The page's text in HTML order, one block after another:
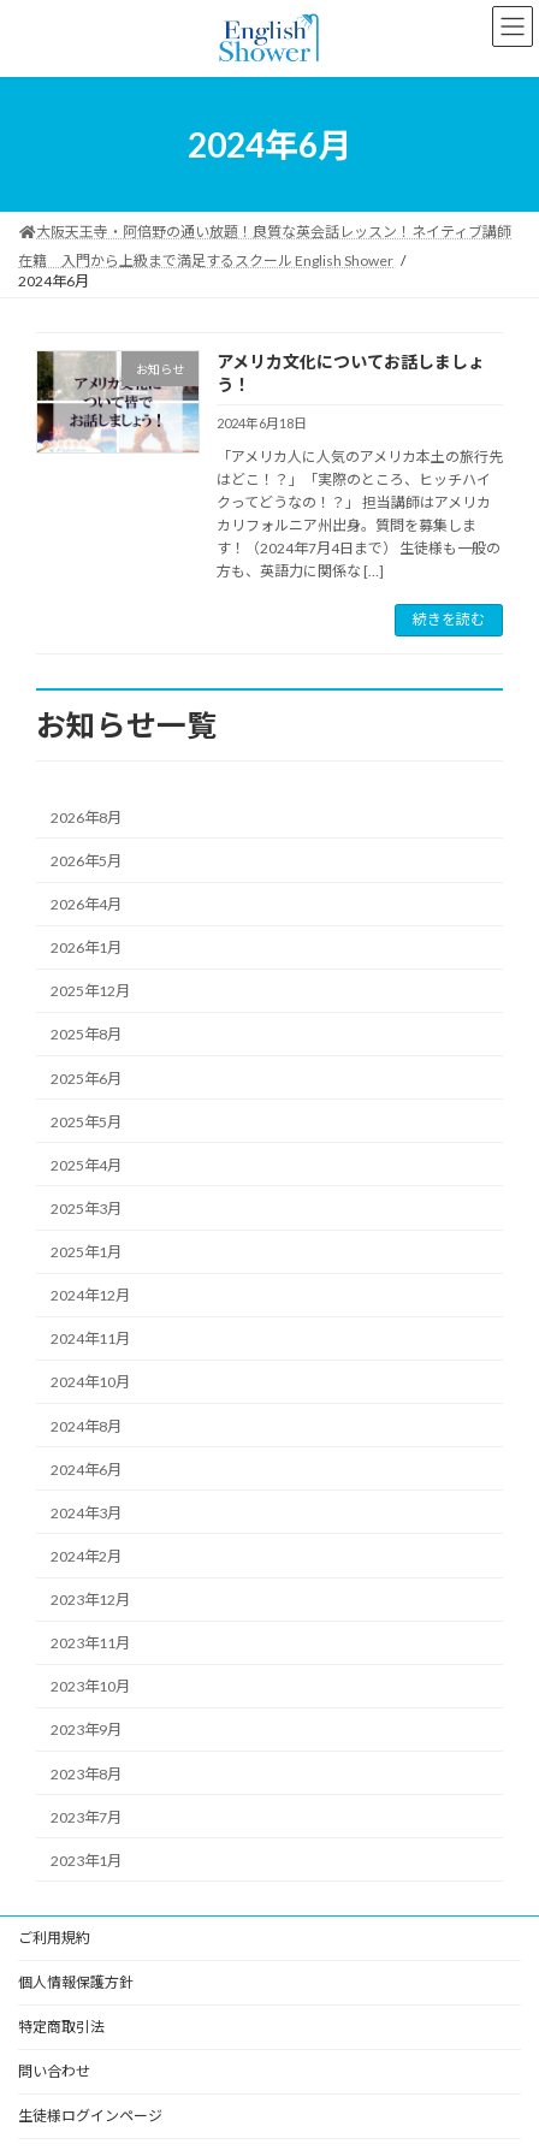
ン
ー
2024年6月
大阪天王寺・阿倍野の通い放題！良質な英会話レッスン！ネイティブ講師
在籍 入門から上級まで満足するスクール English Shower
2024年6月
お知らせ
アメリカ文化についてお話しましょ
う！
2024年6月18日
「アメリカ人に人気のアメリカ本土の旅行先
はどこ！？」「実際のところ、ヒッチハイ
クってどうなの！？」 担当講師はアメリカ
カリフォルニア州出身。質問を募集しま
す！（2024年7月4日まで） 生徒様も一般の
方も、英語力に関係な […]
続きを読む
お知らせ一覧
2026年8月
2026年5月
2026年4月
2026年1月
2025年12月
2025年8月
2025年6月
2025年5月
2025年4月
2025年3月
2025年1月
2024年12月
2024年11月
2024年10月
2024年8月
2024年6月
2024年3月
2024年2月
2023年12月
2023年11月
2023年10月
2023年9月
2023年8月
2023年7月
2023年1月
ご利用規約
個人情報保護方針
特定商取引法
問い合わせ
生徒様ログインページ